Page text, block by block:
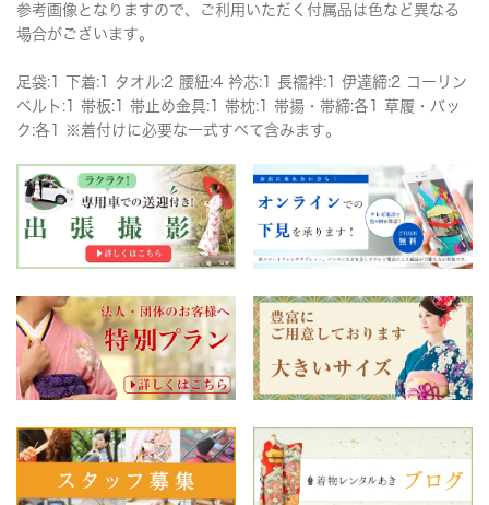
参考画像となりますので、ご利用いただく付属品は色など異なる
場合がございます。
足袋:1 下着:1 タオル:2 腰紐:4 衿芯:1 長襦袢:1 伊達締:2 コーリン
ベルト:1 帯板:1 帯止め金具:1 帯枕:1 帯揚・帯締:各1 草履・バッ
ク:各1 ※着付けに必要な一式すべて含みます。